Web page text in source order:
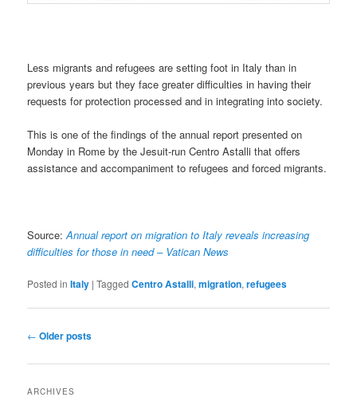
Less migrants and refugees are setting foot in Italy than in
previous years but they face greater difficulties in having their
requests for protection processed and in integrating into society.
This is one of the findings of the annual report presented on
Monday in Rome by the Jesuit-run Centro Astalli that offers
assistance and accompaniment to refugees and forced migrants.
Source:Annual report on migration to Italy reveals increasing
difficulties for those in need – Vatican News
Posted in Italy |Tagged Centro Astalli,migration,refugees
Post
← Older posts
ARCHIVES